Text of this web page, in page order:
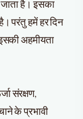
जाता है। इसका
परंतु हमें हर दिन
अहमीयता
संरक्षण,
के प्रभावी